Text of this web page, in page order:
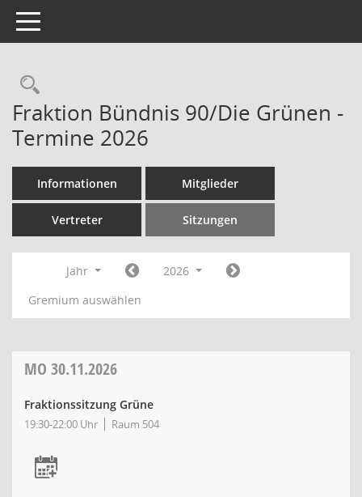
Toggle navigation
Rechercheauswahl
Fraktion Bündnis 90/Die Grünen -
Termine 2026
Informationen Mitglieder
Vertreter Sitzungen
Jahr
2026
Gremium auswählen
MO 30.11.2026
Fraktionssitzung Grüne
19:30-22:00 Uhr Raum 504